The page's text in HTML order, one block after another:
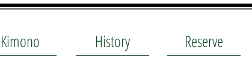
Kimono History Reserve